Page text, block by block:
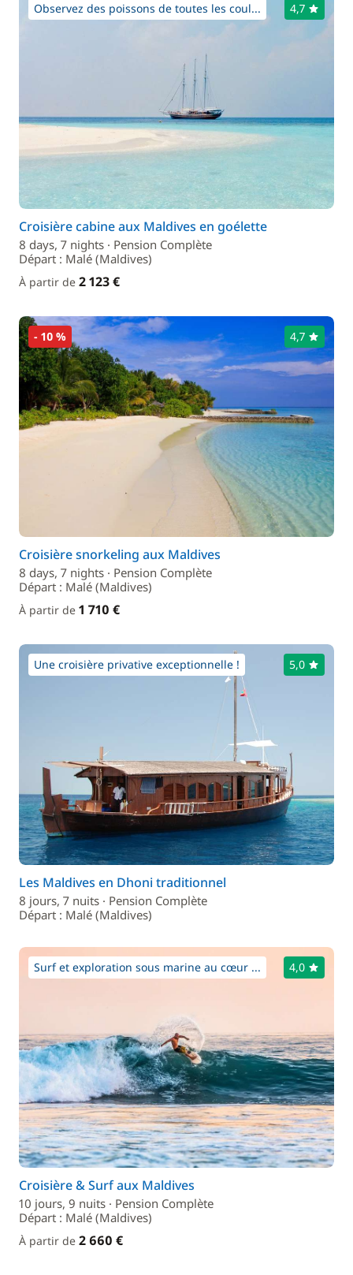
Observez des poissons de toutes les coul... 4,7
Croisière cabine aux Maldives en goélette
8 days, 7 nights · Pension Complète
Départ : Malé (Maldives)
À partir de 2 123 €
- 10 % 4,7
Croisière snorkeling aux Maldives
8 days, 7 nights · Pension Complète
Départ : Malé (Maldives)
À partir de 1 710 €
Une croisière privative exceptionnelle ! 5,0
Les Maldives en Dhoni traditionnel
8 jours, 7 nuits · Pension Complète
Départ : Malé (Maldives)
Surf et exploration sous marine au cœur ... 4,0
Croisière & Surf aux Maldives
10 jours, 9 nuits · Pension Complète
Départ : Malé (Maldives)
À partir de 2 660 €